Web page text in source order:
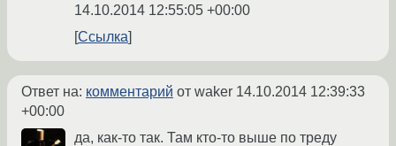
14.10.2014 12:55:05 +00:00
Ссылка
Ответ на: комментарий от waker 14.10.2014 12:39:33
+00:00
да, как-то так. Там кто-то выше по треду